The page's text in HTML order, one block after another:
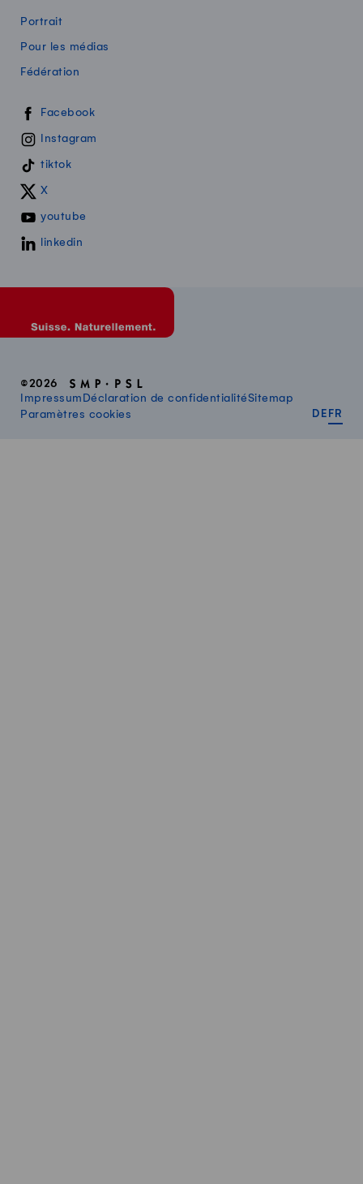
Portrait
Pour les médias
Fédération
Swissmilk sur les réseaux sociaux
Facebook
Instagram
tiktok
X
youtube
linkedin
©2026
Impressum Déclaration de confidentialitéSitemap
Paramètres cookies
DE FR